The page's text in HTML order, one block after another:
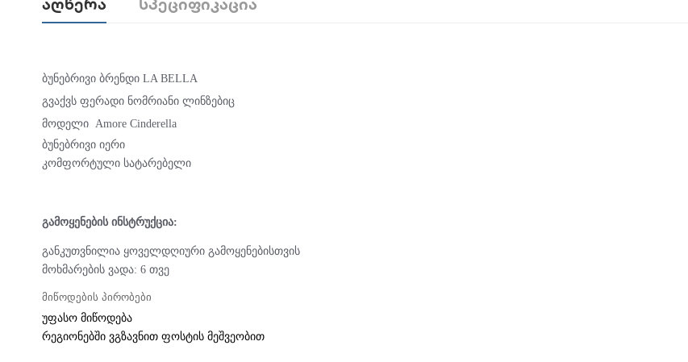
ბუნებრივი ბრენდი LA BELLA
გვაქვს ფერადი ნომრიანი ლინზებიც
მოდელი Amore Cinderella
ბუნებრივი იერი
კომფორტული სატარებელი
გამოყენების ინსტრუქცია:
განკუთვნილია ყოველდღიური გამოყენებისთვის
მოხმარების ვადა: 6 თვე
მიწოდების პირობები
უფასო მიწოდება
რეგიონებში ვგზავნით ფოსტის მეშვეობით